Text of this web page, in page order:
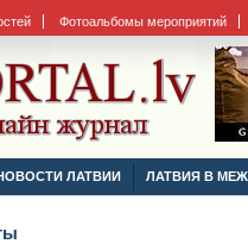
Фотоальбомы мероприятий
ЛАТВИИ ЛАТВИЯ В